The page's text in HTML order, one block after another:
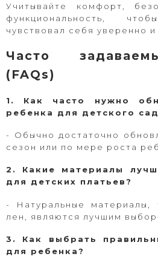
Учитывайте комфорт,
функциональность,
чувствовал себя уверенно и
Часто
(FAQs)
1. Как часто нужно
ребенка для детского
- Обычно достаточно
сезон или по мере роста
2. Какие материалы
для детских платьев?
- Натуральные материалы,
лен, являются лучшим
3. Как выбрать
для ребенка?